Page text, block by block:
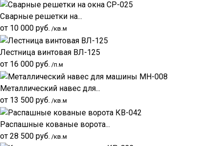
Сварные решетки на...
от 10 000 руб. /кв.м
Лестница винтовая ВЛ-125
от 16 000 руб. /п.м
Металлический навес для...
от 13 500 руб. /кв.м
Распашные кованые ворота...
от 28 500 руб. /кв.м